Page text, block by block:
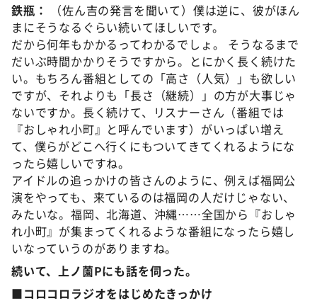
鉄瓶：
（佐ん吉の発言を聞いて）僕は逆に、彼がほん
まにそうなるぐらい続いてほしいです。
だから何年もかかるってわかるでしょ。 そうなるまで
だいぶ時間かかりそうですから。とにかく長く続けた
い。もちろん番組としての「高さ（人気）」も欲しい
ですが、それよりも「長さ（継続）」の方が大事じゃ
ないですか。長く続けて、リスナーさん（番組では
『おしゃれ小町』と呼んでいます）がいっぱい増え
て、僕らがどこへ行くにもついてきてくれるようにな
ったら嬉しいですね。
アイドルの追っかけの皆さんのように、例えば福岡公
演をやっても、来ているのは福岡の人だけじゃない、
みたいな。福岡、北海道、沖縄……全国から『おしゃ
れ小町』が集まってくれるような番組になったら嬉し
いなっていうのがありますね。
続いて、上ノ薗Pにも話を伺った。
■コロコロラジオをはじめたきっかけ